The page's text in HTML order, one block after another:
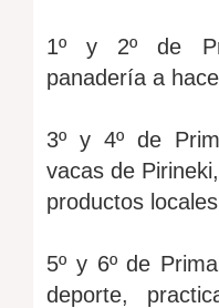
1º y 2º de
panadería a
3º y 4º de
vacas de
productos
5º y 6º de
deporte,